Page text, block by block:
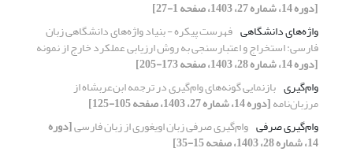
[دوره 14، شماره 27، 1403، صفحه 1-27]
واژه‌های دانشگاهی فهرست پیکره - بنیاد واژه‌های دانشگاهی زبان
فارسی: استخراج و اعتبارسنجی به روش ارزیابی عملکرد خارج از نمونه
[دوره 14، شماره 28، 1403، صفحه 173-205]
وام‌گیری بازنمایی گونه‌های وام‌گیری در ترجمه ابن‌عربشاه از
مرزبان‌نامه[دوره 14، شماره 27، 1403، صفحه 105-125]
وام‌گیری صرفی وام‌گیری صرفی زبان اویغوری از زبان فارسی[دوره
14، شماره 28، 1403، صفحه 15-35]